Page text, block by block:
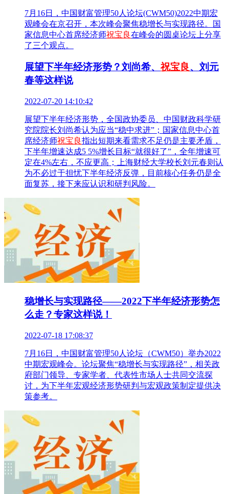
7月16日，中国财富管理50人论坛(CWM50)2022中期宏
观峰会在京召开，本次峰会聚焦稳增长与实现路径。国
家信息中心首席经济师祝宝良在峰会的圆桌论坛上分享
了三个观点。
展望下半年经济形势？刘尚希、祝宝良、刘元
春等这样说
2022-07-20 14:10:42
展望下半年经济形势，全国政协委员、中国财政科学研
究院院长刘尚希认为应当“稳中求进”；国家信息中心首
席经济师祝宝良指出短期来看需求不足仍是主要矛盾，
下半年增速达成5 5%增长目标“就很好了”，全年增速可
定在4%左右，不应更高；上海财经大学校长刘元春则认
为不必过于担忧下半年经济反弹，目前核心任务仍是全
面复苏，接下来应认识和研判风险。
稳增长与实现路径——2022下半年经济形势怎
么走？专家这样说！
2022-07-18 17:08:37
7月16日，中国财富管理50人论坛（CWM50）举办2022
中期宏观峰会。论坛聚焦“稳增长与实现路径”，相关政
府部门领导、专家学者、代表性市场人士共同交流探
讨，为下半年宏观经济形势研判与宏观政策制定提供决
策参考。